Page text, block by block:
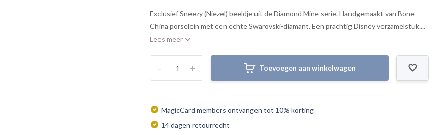
Exclusief Sneezy (Niezel) beeldje uit de Diamond Mine serie. Handgemaakt van Bone
China porselein met een echte Swarovski-diamant. Een prachtig Disney verzamelstuk....
Lees meer
+
- Toevoegen aan winkelwagen
MagicCard members ontvangen tot 10% korting
14 dagen retourrecht